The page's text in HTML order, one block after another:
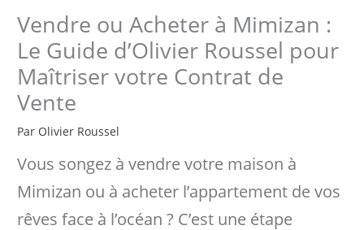
Vendre ou Acheter à Mimizan :
Le Guide d’Olivier Roussel pour
Maîtriser votre Contrat de
Vente
Par Olivier Roussel
Vous songez à vendre votre maison à
Mimizan ou à acheter l’appartement de vos
rêves face à l’océan ? C’est une étape